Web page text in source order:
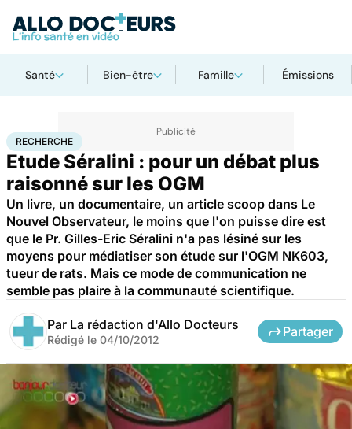
Santé Bien-être Famille Émissions
AccueilSantéMaladies Recherche
RECHERCHE
Etude Séralini : pour un débat plus
raisonné sur les OGM
Un livre, un documentaire, un article scoop dans Le
Nouvel Observateur, le moins que l'on puisse dire est
que le Pr. Gilles-Eric Séralini n'a pas lésiné sur les
moyens pour médiatiser son étude sur l'OGM NK603,
tueur de rats. Mais ce mode de communication ne
semble pas plaire à la communauté scientifique.
Par La rédaction d'Allo Docteurs
Rédigé le 04/10/2012
Partager